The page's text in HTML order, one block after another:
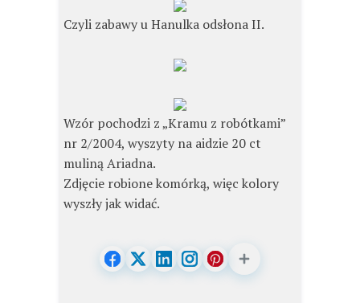
Czyli zabawy u Hanulka odsłona II.
Wzór pochodzi z „Kramu z robótkami”
nr 2/2004, wyszyty na aidzie 20 ct
muliną Ariadna.
Zdjęcie robione komórką, więc kolory
wyszły jak widać.